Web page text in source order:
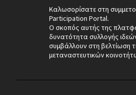
Καλωσορίσατε στη
Participation Portal.
Ο σκοπός αυτής της
δυνατότητα συλλογής
συμβάλλουν στη βελτίωση
μεταναστευτικών